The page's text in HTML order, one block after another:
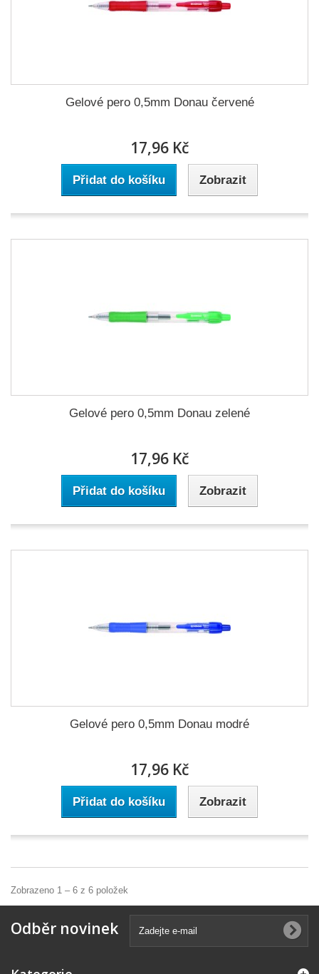
Gelové pero 0,5mm Donau červené
17,96 Kč
Přidat do košíku Zobrazit
Gelové pero 0,5mm Donau zelené
17,96 Kč
Přidat do košíku Zobrazit
Gelové pero 0,5mm Donau modré
17,96 Kč
Přidat do košíku Zobrazit
Zobrazeno 1 – 6 z 6 položek
Odběr novinek